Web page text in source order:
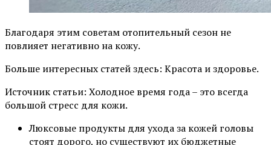
Благодаря этим советам отопительный сезон не
повлияет негативно на кожу.
Больше интересных статей здесь: Красота и здоровье.
Источник статьи: Холодное время года – это всегда
большой стресс для кожи.
Люксовые продукты для ухода за кожей головы
стоят дорого, но существуют их бюджетные